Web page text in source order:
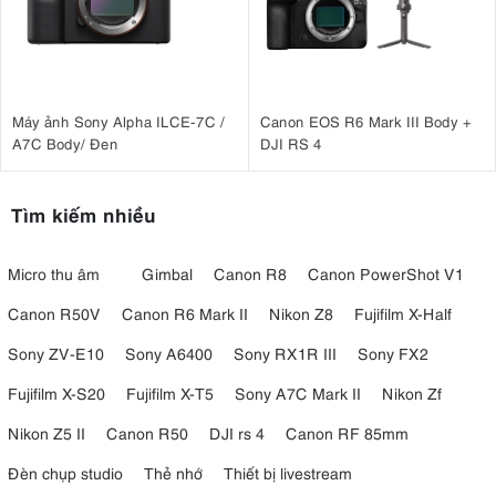
5. Hiệu ứng ánh sáng điện ảnh tích hợp
MC Pro được tích hợp sẵn15 hiệu ứng ánh sáng đặc biệt , giúp mô
Một số hiệu ứng nổi bật gồm:
Lightning
Candle
Paparazzi
Máy ảnh Sony Alpha ILCE-7C /
A7C Body/ Đen
Canon EOS R6 Mark III Body +
DJI RS 4
Tìm kiếm nhiều
Micro thu âm Gimbal Canon R8
Canon PowerShot V1
Canon R50V
Canon R6 Mark II Nikon Z8
Fujifilm X-Half
Sony ZV-E10
Sony A6400 Sony RX1R III
Sony FX2
Fujifilm X-S20
Fujifilm X-T5 Sony A7C Mark II
Nikon Zf
Nikon Z5 II
Canon R50 DJI rs 4
Canon RF 85mm
Đèn chụp studio
Thẻ nhớ
Thiết bị livestream